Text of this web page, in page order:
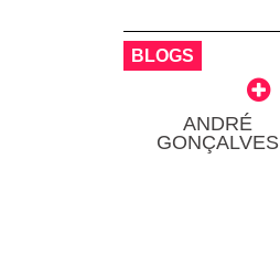
BLOGS
ANDRÉ
GONÇALVES